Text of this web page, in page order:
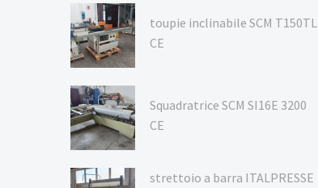
toupie inclinabile SCM T150TL
CE
Squadratrice SCM SI16E 3200
CE
strettoio a barra ITALPRESSE